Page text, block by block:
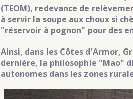
(TEOM), redevance de
à servir la soupe aux choux si
"réservoir à pognon" pour des
Ainsi, dans les Côtes d'Armor,
dernière, la philosophie "Mao"
autonomes dans les zones